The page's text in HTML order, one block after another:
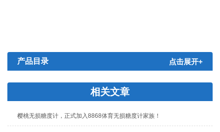
产品目录 点击展开+
相关文章
樱桃无损糖度计，正式加入8868体育无损糖度计家族！